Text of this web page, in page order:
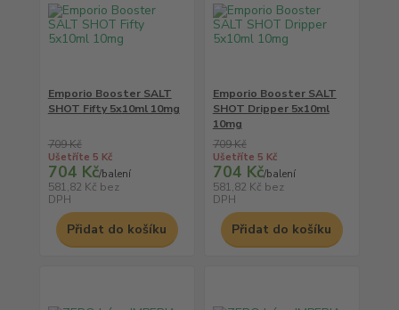
Emporio Booster SALT
SHOT Fifty 5x10ml 10mg
709 Kč
Ušetříte 5 Kč
704 Kč/balení
581,82 Kč bez
DPH
Přidat do košíku
Emporio Booster SALT
SHOT Dripper 5x10ml
10mg
709 Kč
Ušetříte 5 Kč
704 Kč/balení
581,82 Kč bez
DPH
Přidat do košíku